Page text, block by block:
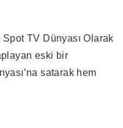
TV Dünyası Olarak
eski bir
satarak hem